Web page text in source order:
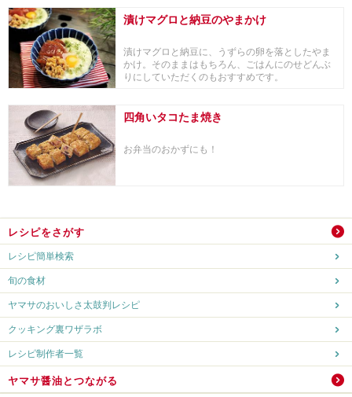
漬けマグロと納豆のやまかけ
漬けマグロと納豆に、うずらの卵を落としたやま
かけ。そのままはもちろん、ごはんにのせどんぶ
りにしていただくのもおすすめです。
四角いタコたま焼き
お弁当のおかずにも！
レシピをさがす
レシピ簡単検索
旬の食材
ヤマサのおいしさ太鼓判レシピ
クッキング裏ワザラボ
レシピ制作者一覧
ヤマサ醤油とつながる